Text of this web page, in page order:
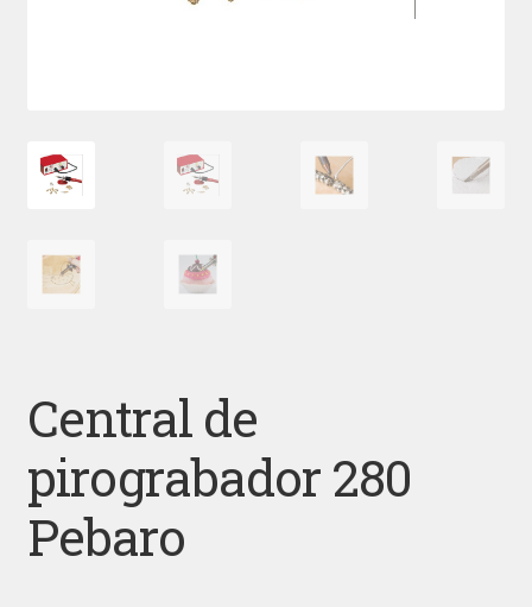
Central de
pirograbador 280
Pebaro